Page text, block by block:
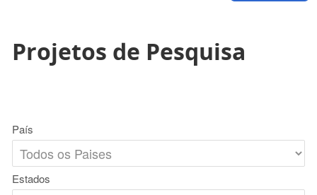
Projetos de Pesquisa
País
Estados